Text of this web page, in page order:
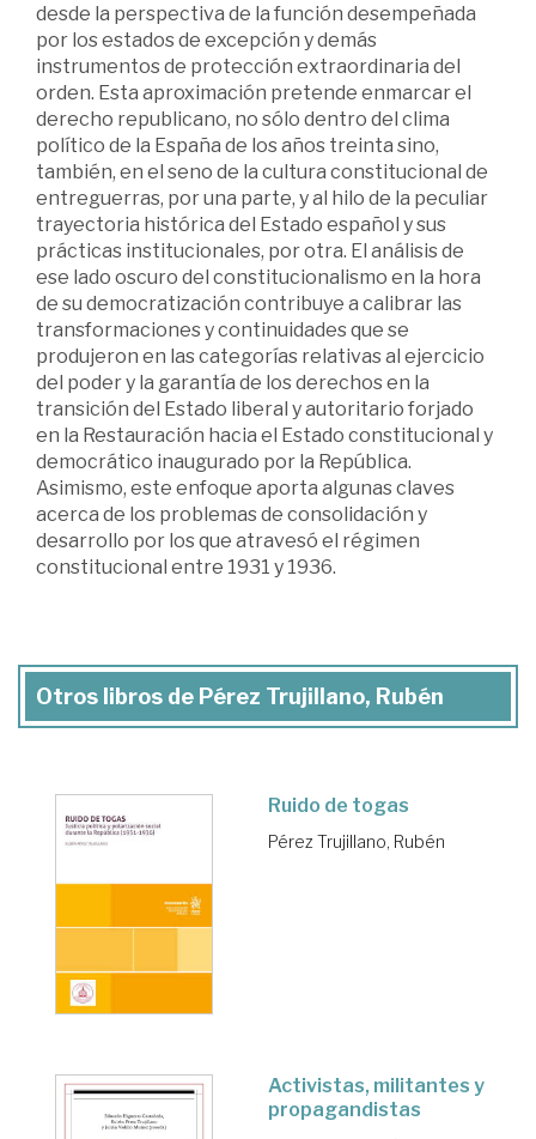
desde la perspectiva de la función desempeñada
por los estados de excepción y demás
instrumentos de protección extraordinaria del
orden. Esta aproximación pretende enmarcar el
derecho republicano, no sólo dentro del clima
político de la España de los años treinta sino,
también, en el seno de la cultura constitucional de
entreguerras, por una parte, y al hilo de la peculiar
trayectoria histórica del Estado español y sus
prácticas institucionales, por otra. El análisis de
ese lado oscuro del constitucionalismo en la hora
de su democratización contribuye a calibrar las
transformaciones y continuidades que se
produjeron en las categorías relativas al ejercicio
del poder y la garantía de los derechos en la
transición del Estado liberal y autoritario forjado
en la Restauración hacia el Estado constitucional y
democrático inaugurado por la República.
Asimismo, este enfoque aporta algunas claves
acerca de los problemas de consolidación y
desarrollo por los que atravesó el régimen
constitucional entre 1931 y 1936.
Otros libros de Pérez Trujillano, Rubén
Ruido de togas
Pérez Trujillano, Rubén
Activistas, militantes y
propagandistas